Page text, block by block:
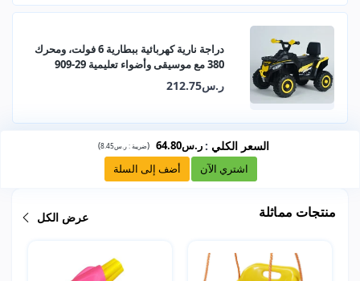
دراجة نارية كهربائية ببطارية 6 فولت، ومحرك
380 مع موسيقى وأضواء تعليمية 29-909
ر.س212.75
السعر الكلي : ر.س64.80 (ضريبة :ر.س8.45 )
اشتري الآن أضف إلى السلة
منتجات مماثلة عرض الكل